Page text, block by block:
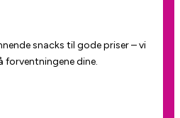
snacks til gode priser – vi
forventningene dine.